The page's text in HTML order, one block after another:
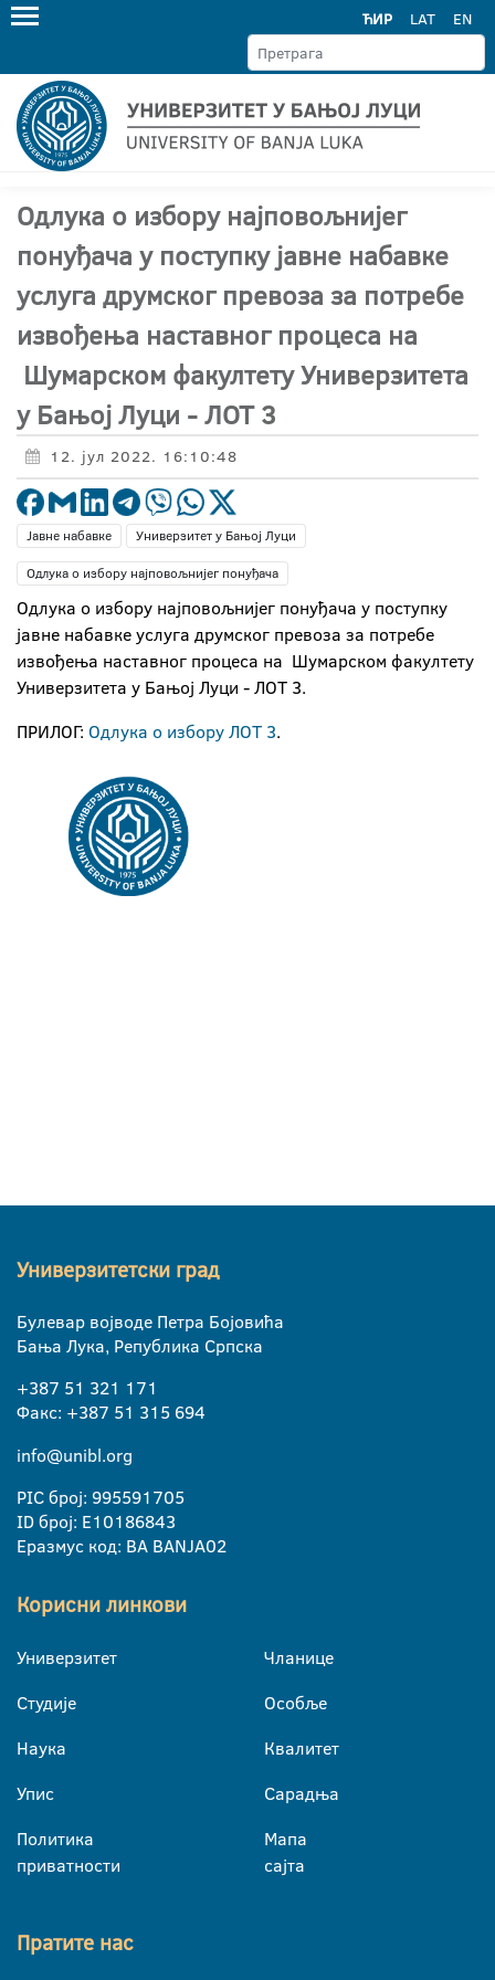
ЋИР LAT EN
Одлука о избору најповољнијег
понуђача у поступку јавне набавке
услуга друмског превоза за потребе
извођења наставног процеса на
Шумарском факултету Универзитета
у Бањој Луци - ЛОТ 3
12. јул 2022. 16:10:48
Јавне набавке
Универзитет у Бањој Луци
Одлука о избору најповољнијег понуђача
Одлука о избору најповољнијег понуђача у поступку
јавне набавке услуга друмског превоза за потребе
извођења наставног процеса на Шумарском факултету
Универзитета у Бањој Луци - ЛОТ 3.
ПРИЛОГ: Одлука о избору ЛОТ 3.
Универзитетски град
Булевар војводе Петра Бојовића
Бања Лука, Република Српска
+387 51 321 171
Факс: +387 51 315 694
info@unibl.org
PIC број: 995591705
ID број: E10186843
Еразмус код: BA BANJA02
Корисни линкови
Универзитет
Студије
Наука
Упис
Политика
приватности
Чланице
Особље
Квалитет
Сарадња
Мапа
сајта
Пратите нас